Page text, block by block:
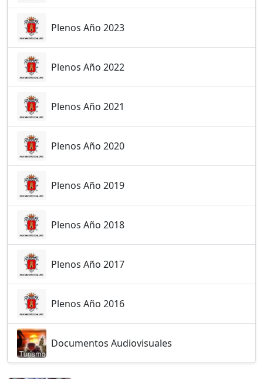
Plenos Año 2023
Plenos Año 2022
Plenos Año 2021
Plenos Año 2020
Plenos Año 2019
Plenos Año 2018
Plenos Año 2017
Plenos Año 2016
Documentos Audiovisuales